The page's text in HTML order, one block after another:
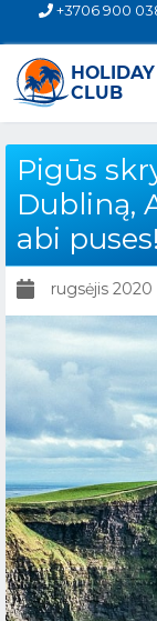
+3706 900
Pigūs
Dubliną,
abi puses!
rugsėjis 2020